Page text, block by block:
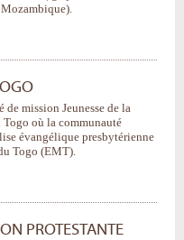
mission Jeunesse de la
où la communauté
évangélique presbytérienne
Togo (EMT).
PROTESTANTE